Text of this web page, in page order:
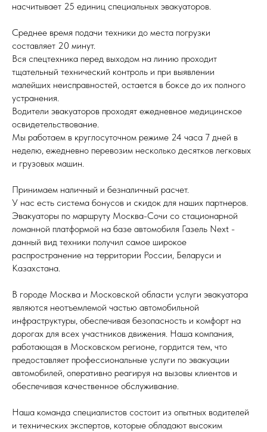
насчитывает 25 единиц специальных эвакуаторов.
Среднее время подачи техники до места погрузки
составляет 20 минут.
Вся спецтехника перед выходом на линию проходит
тщательный технический контроль и при выявлении
малейших неисправностей, остается в боксе до их полного
устранения.
Водители эвакуаторов проходят ежедневное медицинское
освидетельствование.
Мы работаем в круглосуточном режиме 24 часа 7 дней в
неделю, ежедневно перевозим несколько десятков легковых
и грузовых машин.
Принимаем наличный и безналичный расчет.
У нас есть система бонусов и скидок для наших партнеров.
Эвакуаторы по маршруту Москва-Сочи со стационарной
ломанной платформой на базе автомобиля Газель Next -
данный вид техники получил самое широкое
распространение на территории России, Беларуси и
Казахстана.
В городе Москва и Московской области услуги эвакуатора
являются неотъемлемой частью автомобильной
инфраструктуры, обеспечивая безопасность и комфорт на
дорогах для всех участников движения. Наша компания,
работающая в Московском регионе, гордится тем, что
предоставляет профессиональные услуги по эвакуации
автомобилей, оперативно реагируя на вызовы клиентов и
обеспечивая качественное обслуживание.
Наша команда специалистов состоит из опытных водителей
и технических экспертов, которые обладают высоким